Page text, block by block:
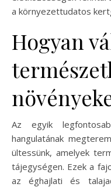
a környezettudatos
Hogyan
Az egyik
hangulatának
ültessünk, amelyek
tájegységen. Ezek a
az éghajlati és